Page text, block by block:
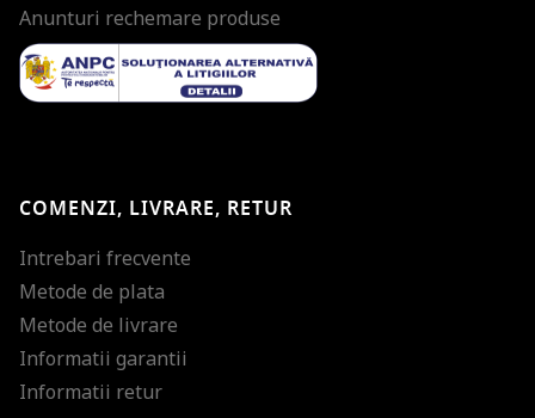
Anunturi rechemare produse
COMENZI, LIVRARE, RETUR
Intrebari frecvente
Metode de plata
Metode de livrare
Informatii garantii
Informatii retur